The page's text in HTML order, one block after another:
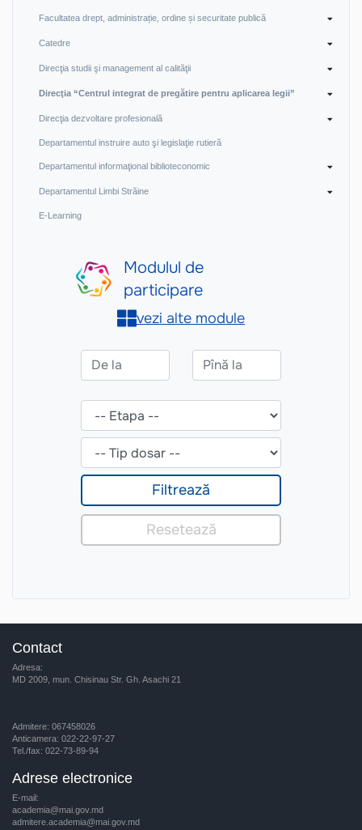
Facultatea drept, administrație, ordine și securitate publică
Catedre
Direcţia studii şi management al calităţii
Direcţia “Centrul integrat de pregătire pentru aplicarea legii”
Direcţia dezvoltare profesională
Departamentul instruire auto şi legislaţie rutieră
Departamentul informaţional biblioteconomic
Departamentul Limbi Străine
E-Learning
Contact
Adresa:
MD 2009, mun. Chisinau Str. Gh. Asachi 21
Admitere: 067458026
Anticamera: 022-22-97-27
Tel./fax: 022-73-89-94
Adrese electronice
E-mail:
academia@mai.gov.md
admitere.academia@mai.gov.md